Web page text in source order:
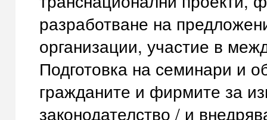
разработване на
организации, участие в
Подготовка на семинари и
гражданите и фирмите за
законодателство / и